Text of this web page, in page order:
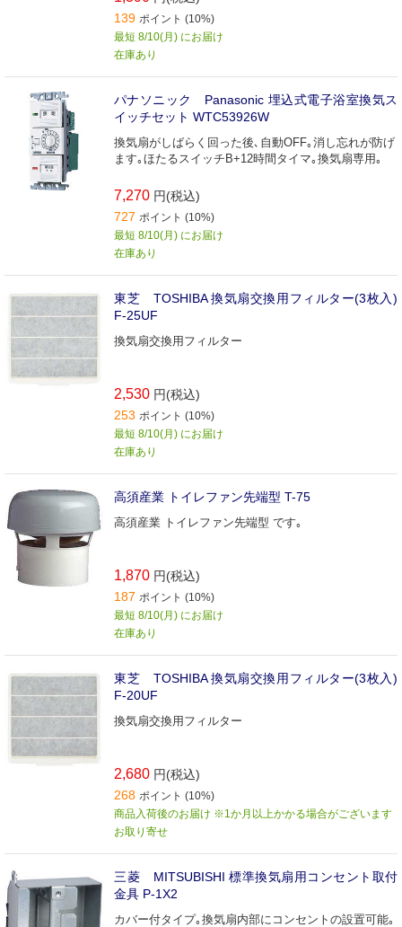
139 ポイント (10%)
最短 8/10(月) にお届け
在庫あり
パナソニック Panasonic 埋込式電子浴室換気ス
イッチセット WTC53926W
換気扇がしばらく回った後､自動OFF｡消し忘れが防げ
ます｡ほたるスイッチB+12時間タイマ｡換気扇専用｡
7,270 円(税込)
727 ポイント (10%)
最短 8/10(月) にお届け
在庫あり
東芝 TOSHIBA 換気扇交換用フィルター(3枚入)
F-25UF
換気扇交換用フィルター
2,530 円(税込)
253 ポイント (10%)
最短 8/10(月) にお届け
在庫あり
高須産業 トイレファン先端型 T-75
高須産業 トイレファン先端型 です｡
1,870 円(税込)
187 ポイント (10%)
最短 8/10(月) にお届け
在庫あり
東芝 TOSHIBA 換気扇交換用フィルター(3枚入)
F-20UF
換気扇交換用フィルター
2,680 円(税込)
268 ポイント (10%)
商品入荷後のお届け ※1か月以上かかる場合がございます
お取り寄せ
三菱 MITSUBISHI 標準換気扇用コンセント取付
金具 P-1X2
カバー付タイプ｡換気扇内部にコンセントの設置可能｡